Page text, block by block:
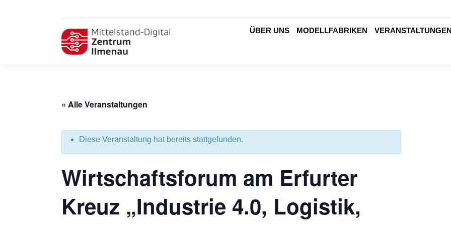
ÜBER UNS MODELLFABRIKEN VERANSTALTUNGEN
« Alle Veranstaltungen
Diese Veranstaltung hat bereits stattgefunden.
Wirtschaftsforum am Erfurter
Kreuz „Industrie 4.0, Logistik,